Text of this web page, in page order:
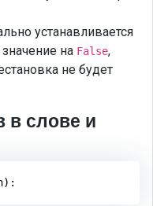
устанавливается
на False,
не будет
в слове и